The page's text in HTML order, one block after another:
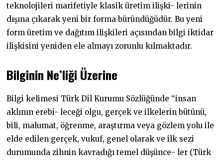
teknolojileri marifetiyle klasik üretim ilişki- lerinin
dışına çıkarak yeni bir forma büründüğüdür. Bu yeni
form üretim ve dağıtım ilişkileri açısından bilgi iktidar
ilişkisini yeniden ele almayı zorunlu kılmaktadır.
Bilginin Ne’liği Üzerine
Bilgi kelimesi Türk Dil Kurumu Sözlüğünde “insan
aklının erebi- leceği olgu, gerçek ve ilkelerin bütünü,
bili, malumat, öğrenme, araştırma veya gözlem yolu ile
elde edilen gerçek, vukuf, genel olarak ve ilk sezi
durumunda zihnin kavradığı temel düşünce- ler (Türk